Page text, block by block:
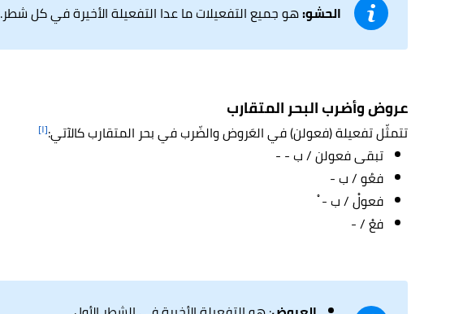
الحشو:هو جميع التفعيلات ما عدا التفعيلة الأخيرة في كل شطر.
عروض وأضرب البحر المتقارب
تتمثّل تفعيلة (فعولن) في العَروض والضّرب في بحر المتقارب كالآتي:[١]
تبقى فعولن / ب - -
فعُو / ب -
فعولْ / ب - ْ
فعْ / -